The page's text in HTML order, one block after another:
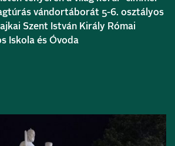
vándortáborát 5-6. osztályos
Szent István Király Római
Iskola és Óvoda